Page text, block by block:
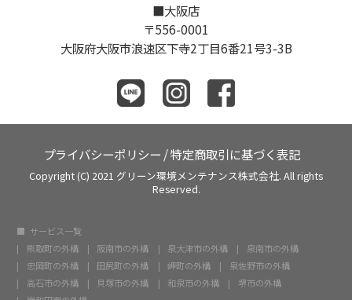
■大阪店
〒556-0001
大阪府大阪市浪速区下寺2丁目6番21号3-3B
プライバシーポリシー /特定商取引に基づく表記
Copyright (C) 2021 グリーン環境メンテナンス株式会社. All rights
Reserved.
サービス一覧
熊取町の外構
阪南市の外構 泉大津市の外構
泉南市の外構
忠岡町の外構
田尻町の外構 岬町の外構
泉佐野市の外構
高石市の外構
貝塚市の外構 和泉市の外構
堺市の外構